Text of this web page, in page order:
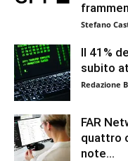
Stefano
Il 41%
subito
Redazione
FAR
quattro
note...